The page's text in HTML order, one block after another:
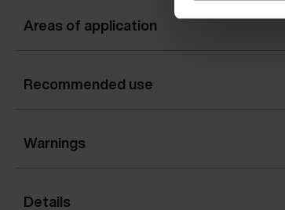
Areas of application
Recommended use
Warnings
Details